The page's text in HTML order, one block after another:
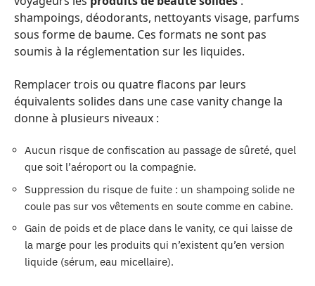
shampoings, déodorants, nettoyants visage, parfums
sous forme de baume. Ces formats ne sont pas
soumis à la réglementation sur les liquides.
Remplacer trois ou quatre flacons par leurs
équivalents solides dans une case vanity change la
donne à plusieurs niveaux :
Aucun risque de confiscation au passage de sûreté, quel
que soit l’aéroport ou la compagnie.
Suppression du risque de fuite : un shampoing solide ne
coule pas sur vos vêtements en soute comme en cabine.
Gain de poids et de place dans le vanity, ce qui laisse de
la marge pour les produits qui n’existent qu’en version
liquide (sérum, eau micellaire).